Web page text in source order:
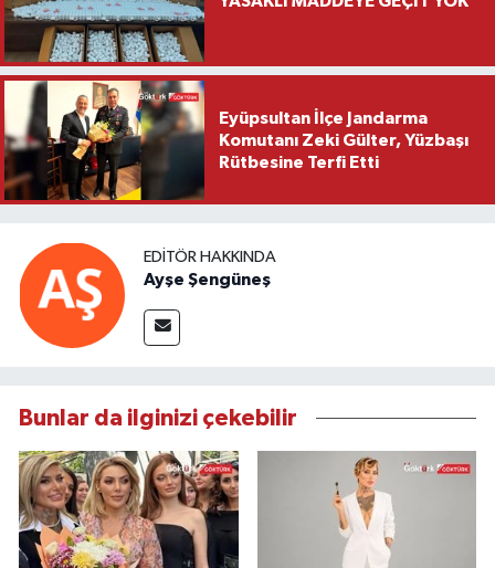
Eyüpsultan İlçe Jandarma
Komutanı Zeki Gülter, Yüzbaşı
Rütbesine Terfi Etti
EDITÖR HAKKINDA
Ayşe Şengüneş
Bunlar da ilginizi çekebilir